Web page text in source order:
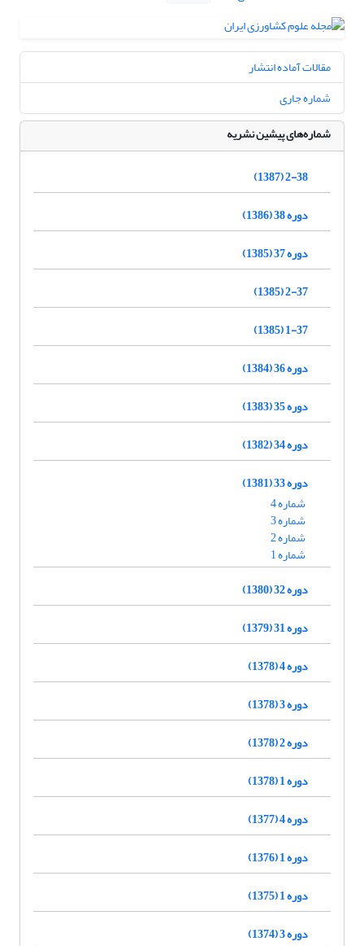
مقالات آماده انتشار
شماره جاری
شماره‌های پیشین نشریه
2-38 (1387)
دوره 38 (1386)
دوره 37 (1385)
2-37 (1385)
1-37 (1385)
دوره 36 (1384)
دوره 35 (1383)
دوره 34 (1382)
دوره 33 (1381)
شماره 4
شماره 3
شماره 2
شماره 1
دوره 32 (1380)
دوره 31 (1379)
دوره 4 (1378)
دوره 3 (1378)
دوره 2 (1378)
دوره 1 (1378)
دوره 4 (1377)
دوره 1 (1376)
دوره 1 (1375)
دوره 3 (1374)